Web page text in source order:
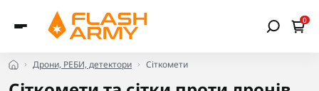
0
Дрони, РЕБИ, детектори Сіткомети